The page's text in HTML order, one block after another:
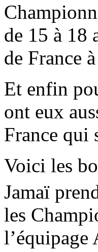
de 15 à 18
de France
Et enfin
ont eux
France qui
Voici les
Jamaï
les